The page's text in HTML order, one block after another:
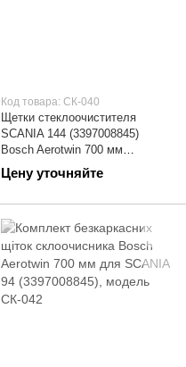
Код товара: СК-040
Щетки стеклоочистителя
SCANIA 144 (3397008845)
Bosch Aerotwin 700 мм
(дворники) | СК-040
Цену уточняйте